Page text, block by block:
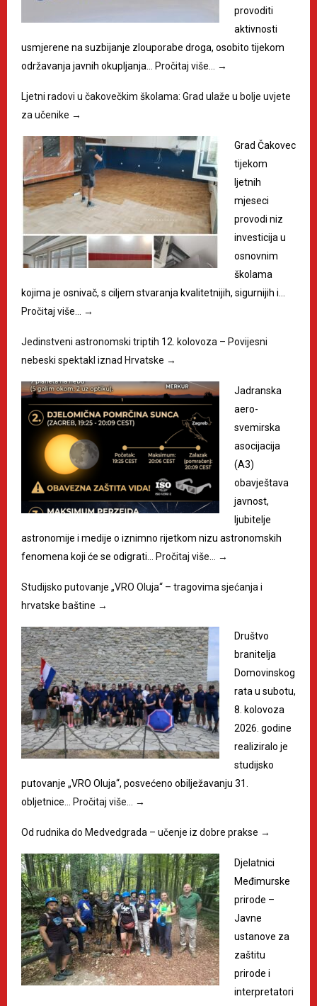
provoditi
aktivnosti
usmjerene na suzbijanje zlouporabe droga, osobito tijekom
održavanja javnih okupljanja…
Pročitaj više… →
Ljetni radovi u čakovečkim školama: Grad ulaže u bolje uvjete
za učenike →
Grad Čakovec
tijekom
ljetnih
mjeseci
provodi niz
investicija u
osnovnim
školama
kojima je osnivač, s ciljem stvaranja kvalitetnijih, sigurnijih i…
Pročitaj više…
→
Jedinstveni astronomski triptih 12. kolovoza – Povijesni
nebeski spektakl iznad Hrvatske →
Jadranska
aero-
svemirska
asocijacija
(A3)
obavještava
javnost,
ljubitelje
astronomije i medije o iznimno rijetkom nizu astronomskih
fenomena koji će se odigrati…
Pročitaj više… →
Studijsko putovanje „VRO Oluja“ – tragovima sjećanja i
hrvatske baštine →
Društvo
branitelja
Domovinskog
rata u subotu,
8. kolovoza
2026. godine
realiziralo je
studijsko
putovanje „VRO Oluja“, posvećeno obilježavanju 31.
obljetnice…
Pročitaj više… →
Od rudnika do Medvedgrada – učenje iz dobre prakse →
Djelatnici
Međimurske
prirode –
Javne
ustanove za
zaštitu
prirode i
interpretatori